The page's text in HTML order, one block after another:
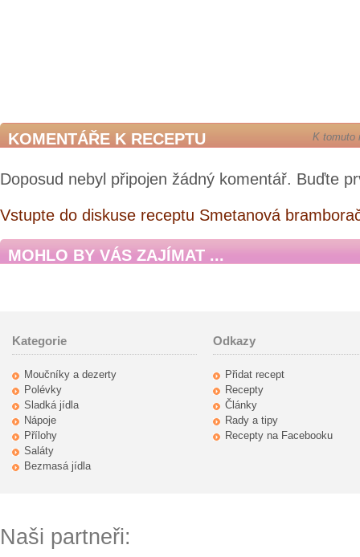
KOMENTÁŘE K RECEPTU K tomuto
Doposud nebyl připojen žádný komentář. Buďte
Vstupte do diskuse receptu Smetanová
MOHLO BY VÁS ZAJÍMAT ...
Kategorie
Moučníky a dezerty
Polévky
Sladká jídla
Nápoje
Přílohy
Saláty
Bezmasá jídla
Odkazy
Přidat recept
Recepty
Články
Rady a tipy
Recepty na Facebooku
Naši partneři: